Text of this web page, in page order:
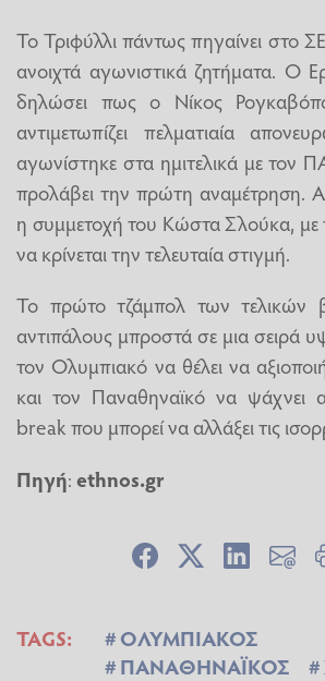
Το Τριφύλλι πάντως πηγαίνει στο
ανοιχτά αγωνιστικά ζητήματα. Ο
δηλώσει πως ο Νίκος
αντιμετωπίζει πελματιαία
αγωνίστηκε στα ημιτελικά με
προλάβει την πρώτη αναμέτρηση.
η συμμετοχή του Κώστα Σλούκα, με
να κρίνεται την τελευταία στιγμή.
Το πρώτο τζάμπολ των τελικών
αντιπάλους μπροστά σε μια σειρά
τον Ολυμπιακό να θέλει να
και τον Παναθηναϊκό να
break που μπορεί να αλλάξει τις
Πηγή:ethnos.gr
TAGS:
ΟΛΥΜΠΙΑΚΟΣ
ΠΑΝΑΘΗΝΑΪΚΟΣ